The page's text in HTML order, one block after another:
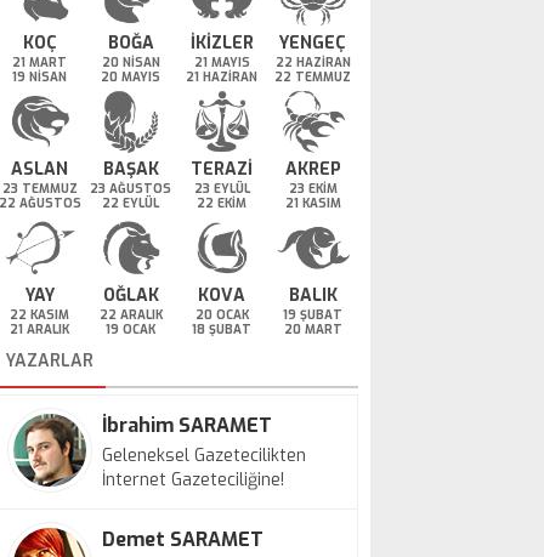
KOÇ
21 MART
19 NİSAN
BOĞA
20 NİSAN
20 MAYIS
İKİZLER
21 MAYIS
21 HAZİRAN
YENGEÇ
22 HAZİRAN
22 TEMMUZ
ASLAN
23 TEMMUZ
22 AĞUSTOS
BAŞAK
23 AĞUSTOS
22 EYLÜL
TERAZİ
23 EYLÜL
22 EKİM
AKREP
23 EKİM
21 KASIM
YAY
22 KASIM
21 ARALIK
OĞLAK
22 ARALIK
19 OCAK
KOVA
20 OCAK
18 ŞUBAT
BALIK
19 ŞUBAT
20 MART
YAZARLAR
İbrahim SARAMET
Geleneksel Gazetecilikten
İnternet Gazeteciliğine!
Demet SARAMET